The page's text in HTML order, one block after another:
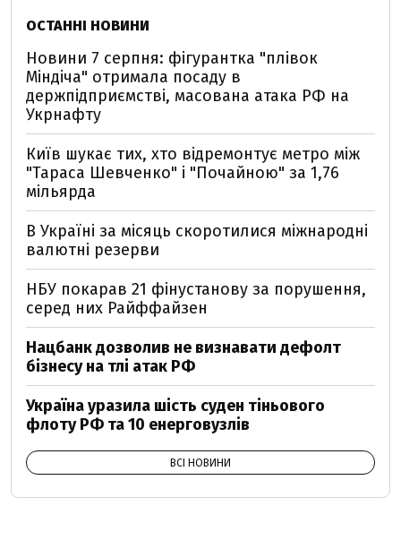
ОСТАННІ НОВИНИ
Новини 7 серпня: фігурантка "плівок
Міндіча" отримала посаду в
держпідприємстві, масована атака РФ на
Укрнафту
Київ шукає тих, хто відремонтує метро між
"Тараса Шевченко" і "Почайною" за 1,76
мільярда
В Україні за місяць скоротилися міжнародні
валютні резерви
НБУ покарав 21 фінустанову за порушення,
серед них Райффайзен
Нацбанк дозволив не визнавати дефолт
бізнесу на тлі атак РФ
Україна уразила шість суден тіньового
флоту РФ та 10 енерговузлів
ВСІ НОВИНИ